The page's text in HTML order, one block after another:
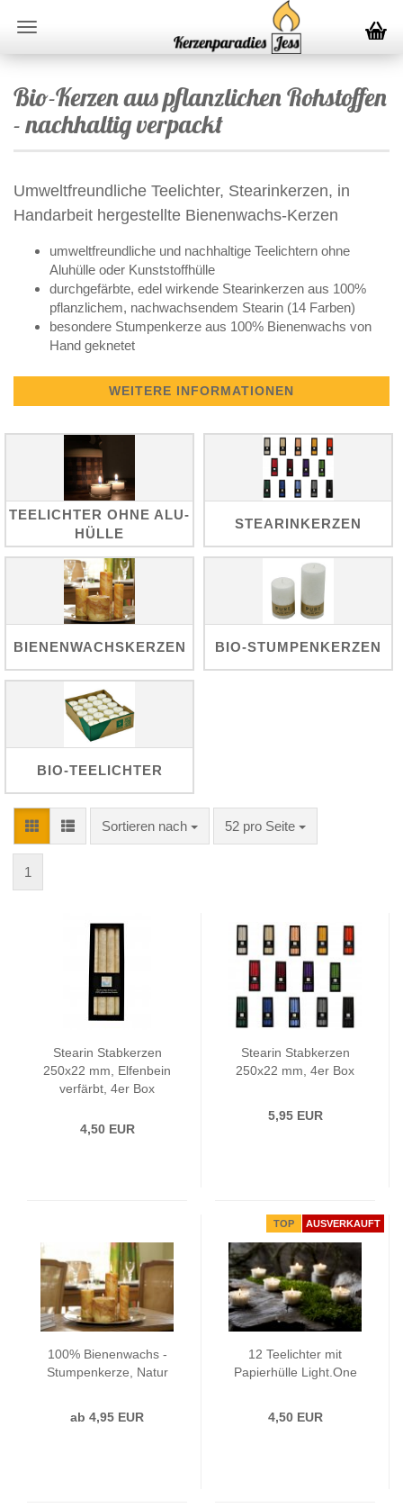
Bio-Kerzen aus pflanzlichen Rohstoffen
- nachhaltig verpackt
Umweltfreundliche Teelichter, Stearinkerzen, in
Handarbeit hergestellte Bienenwachs-Kerzen
umweltfreundliche und nachhaltige Teelichtern ohne
Aluhülle oder Kunststoffhülle
durchgefärbte, edel wirkende Stearinkerzen aus 100%
pflanzlichem, nachwachsendem Stearin (14 Farben)
besondere Stumpenkerze aus 100% Bienenwachs von
Hand geknetet
WEITERE INFORMATIONEN
TEELICHTER OHNE ALU-
HÜLLE
STEARINKERZEN
BIENENWACHSKERZEN BIO-STUMPENKERZEN
BIO-TEELICHTER
Sortieren nach
Sortieren nach 52 pro Seite
pro Seite
1
Stearin Stabkerzen
250x22 mm, Elfenbein
verfärbt, 4er Box
4,50 EUR
Stearin Stabkerzen
250x22 mm, 4er Box
5,95 EUR
100% Bienenwachs -
Stumpenkerze, Natur
ab 4,95 EUR
TOP AUSVERKAUFT
12 Teelichter mit
Papierhülle Light.One
4,50 EUR